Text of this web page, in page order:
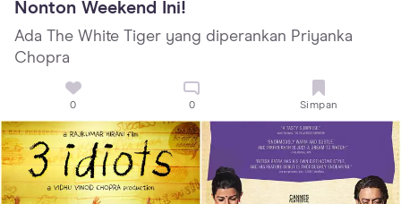
Nonton Weekend Ini!
Ada The White Tiger yang diperankan Priyanka
Chopra
0 0 Simpan